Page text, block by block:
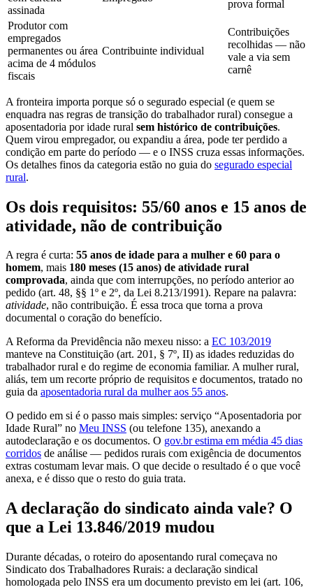
assinada
prova formal
Produtor com
empregados
permanentes ou área
acima de 4 módulos
fiscais
Contribuinte individual
Contribuições
recolhidas — não
vale a via sem
carnê
A fronteira importa porque só o segurado especial (e quem se
enquadra nas regras de transição do trabalhador rural) consegue a
aposentadoria por idade rural sem histórico de contribuições.
Quem virou empregador, ou expandiu a área, pode ter perdido a
condição em parte do período — e o INSS cruza essas informações.
Os detalhes finos da categoria estão no guia do segurado especial
rural.
Os dois requisitos: 55/60 anos e 15 anos de
atividade, não de contribuição
A regra é curta: 55 anos de idade para a mulher e 60 para o
homem, mais 180 meses (15 anos) de atividade rural
comprovada, ainda que com interrupções, no período anterior ao
pedido (art. 48, §§ 1º e 2º, da Lei 8.213/1991). Repare na palavra:
atividade, não contribuição. É essa troca que torna a prova
documental o coração do benefício.
A Reforma da Previdência não mexeu nisso: a EC 103/2019
manteve na Constituição (art. 201, § 7º, II) as idades reduzidas do
trabalhador rural e do regime de economia familiar. A mulher rural,
aliás, tem um recorte próprio de requisitos e documentos, tratado no
guia da aposentadoria rural da mulher aos 55 anos.
O pedido em si é o passo mais simples: serviço “Aposentadoria por
Idade Rural” no Meu INSS (ou telefone 135), anexando a
autodeclaração e os documentos. O gov.br estima em média 45 dias
corridos de análise — pedidos rurais com exigência de documentos
extras costumam levar mais. O que decide o resultado é o que você
anexa, e é disso que o resto do guia trata.
A declaração do sindicato ainda vale? O
que a Lei 13.846/2019 mudou
Durante décadas, o roteiro do aposentando rural começava no
Sindicato dos Trabalhadores Rurais: a declaração sindical
homologada pelo INSS era um documento previsto em lei (art. 106,